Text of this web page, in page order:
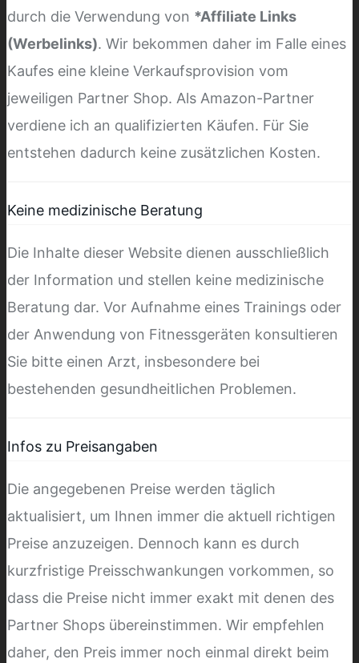
durch die Verwendung von *Affiliate Links
(Werbelinks). Wir bekommen daher im Falle eines
Kaufes eine kleine Verkaufsprovision vom
jeweiligen Partner Shop. Als Amazon-Partner
verdiene ich an qualifizierten Käufen. Für Sie
entstehen dadurch keine zusätzlichen Kosten.
Keine medizinische Beratung
Die Inhalte dieser Website dienen ausschließlich
der Information und stellen keine medizinische
Beratung dar. Vor Aufnahme eines Trainings oder
der Anwendung von Fitnessgeräten konsultieren
Sie bitte einen Arzt, insbesondere bei
bestehenden gesundheitlichen Problemen.
Infos zu Preisangaben
Die angegebenen Preise werden täglich
aktualisiert, um Ihnen immer die aktuell richtigen
Preise anzuzeigen. Dennoch kann es durch
kurzfristige Preisschwankungen vorkommen, so
dass die Preise nicht immer exakt mit denen des
Partner Shops übereinstimmen. Wir empfehlen
daher, den Preis immer noch einmal direkt beim